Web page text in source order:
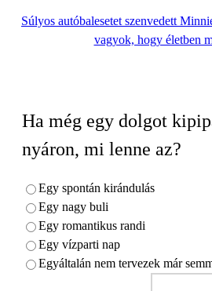
Súlyos autóbalesetet szenvedett
vagyok, hogy életben
Ha még egy dolgot
nyáron, mi lenne az?
Egy spontán kirándulás
Egy nagy buli
Egy romantikus randi
Egy vízparti nap
Egyáltalán nem tervezek már